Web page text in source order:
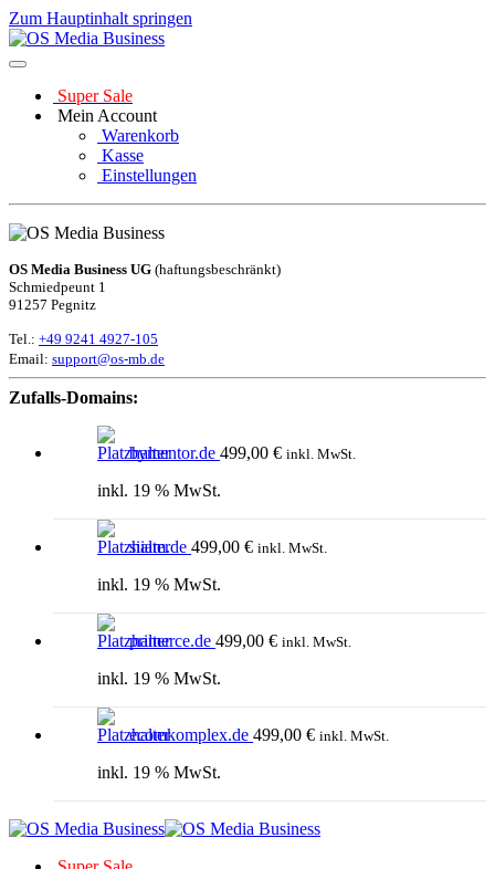
Zum Hauptinhalt springen
Super Sale
Mein Account
Warenkorb
Kasse
Einstellungen
OS Media Business UG (haftungsbeschränkt)
Schmiedpeunt 1
91257 Pegnitz
Tel.: +49 9241 4927-105
Email: support@os-mb.de
Zufalls-Domains:
bymentor.de 499,00 € inkl. MwSt.
inkl. 19 % MwSt.
siiam.de 499,00 € inkl. MwSt.
inkl. 19 % MwSt.
primerce.de 499,00 € inkl. MwSt.
inkl. 19 % MwSt.
ecomkomplex.de 499,00 € inkl. MwSt.
inkl. 19 % MwSt.